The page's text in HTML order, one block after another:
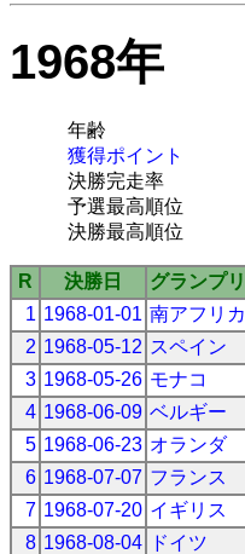
1968年
年齢
獲得ポイント
決勝完走率
予選最高順位
決勝最高順位
R 決勝日 グランプリ
1 1968-01-01 南アフリカ
2 1968-05-12 スペイン
3 1968-05-26 モナコ
4 1968-06-09 ベルギー
5 1968-06-23 オランダ
6 1968-07-07 フランス
7 1968-07-20 イギリス
8 1968-08-04 ドイツ